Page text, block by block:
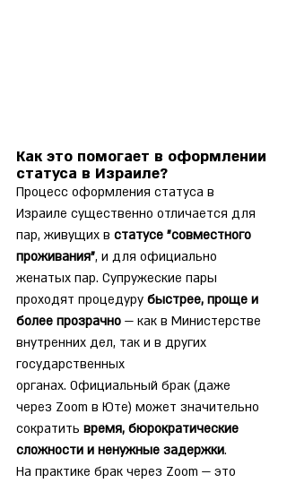
Как это помогает в оформлении
статуса в Израиле?
Процесс оформления статуса в
Израиле существенно отличается для
пар, живущих в статусе "совместного
проживания", и для официально
женатых пар. Супружеские пары
проходят процедуру быстрее, проще и
более прозрачно — как в Министерстве
внутренних дел, так и в других
государственных
органах. Официальный брак (даже
через Zoom в Юте) может значительно
сократить время, бюрократические
сложности и ненужные задержки.
На практике брак через Zoom — это